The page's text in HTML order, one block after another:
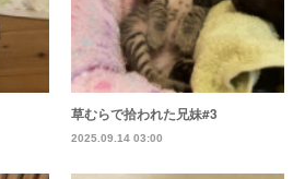
草むらで拾われた兄妹#3
2025.09.14 03:00